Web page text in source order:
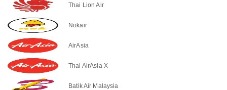
Thai Lion Air
Nokair
AirAsia
Thai AirAsia X
Batik Air Malaysia